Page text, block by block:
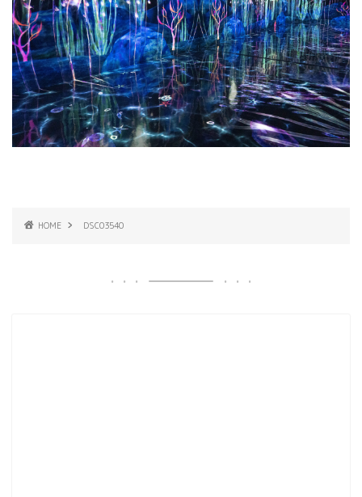
HOME DSC03540